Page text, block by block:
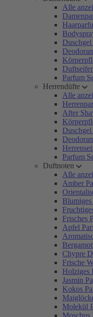
Alle
Duschgel
Parfum
Herrendüfte
Alle
After
Parfum
Duftnoten
Alle
Amber
Blumiges
Frisches
Apfel
Chypre
Frische
Holziges
Jasmin
Kokos
Molekül
Moschus